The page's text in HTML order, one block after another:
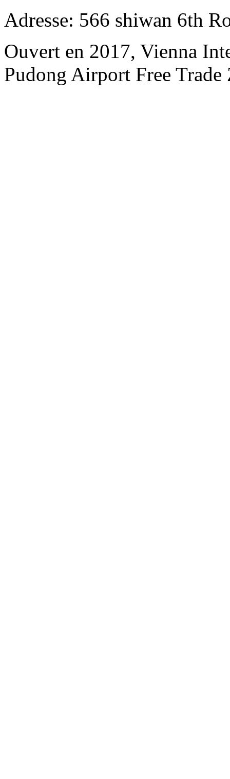
Adresse: 566 shiwan 6th
Ouvert en 2017, Vienna
Pudong Airport Free Trade